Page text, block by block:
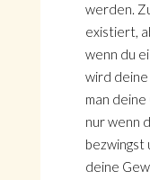
werden.
existiert,
wenn du
wird deine
man
nur wenn
bezwingst
deine